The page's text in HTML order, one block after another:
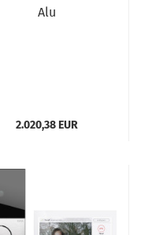
Alu
2.020,38 EUR